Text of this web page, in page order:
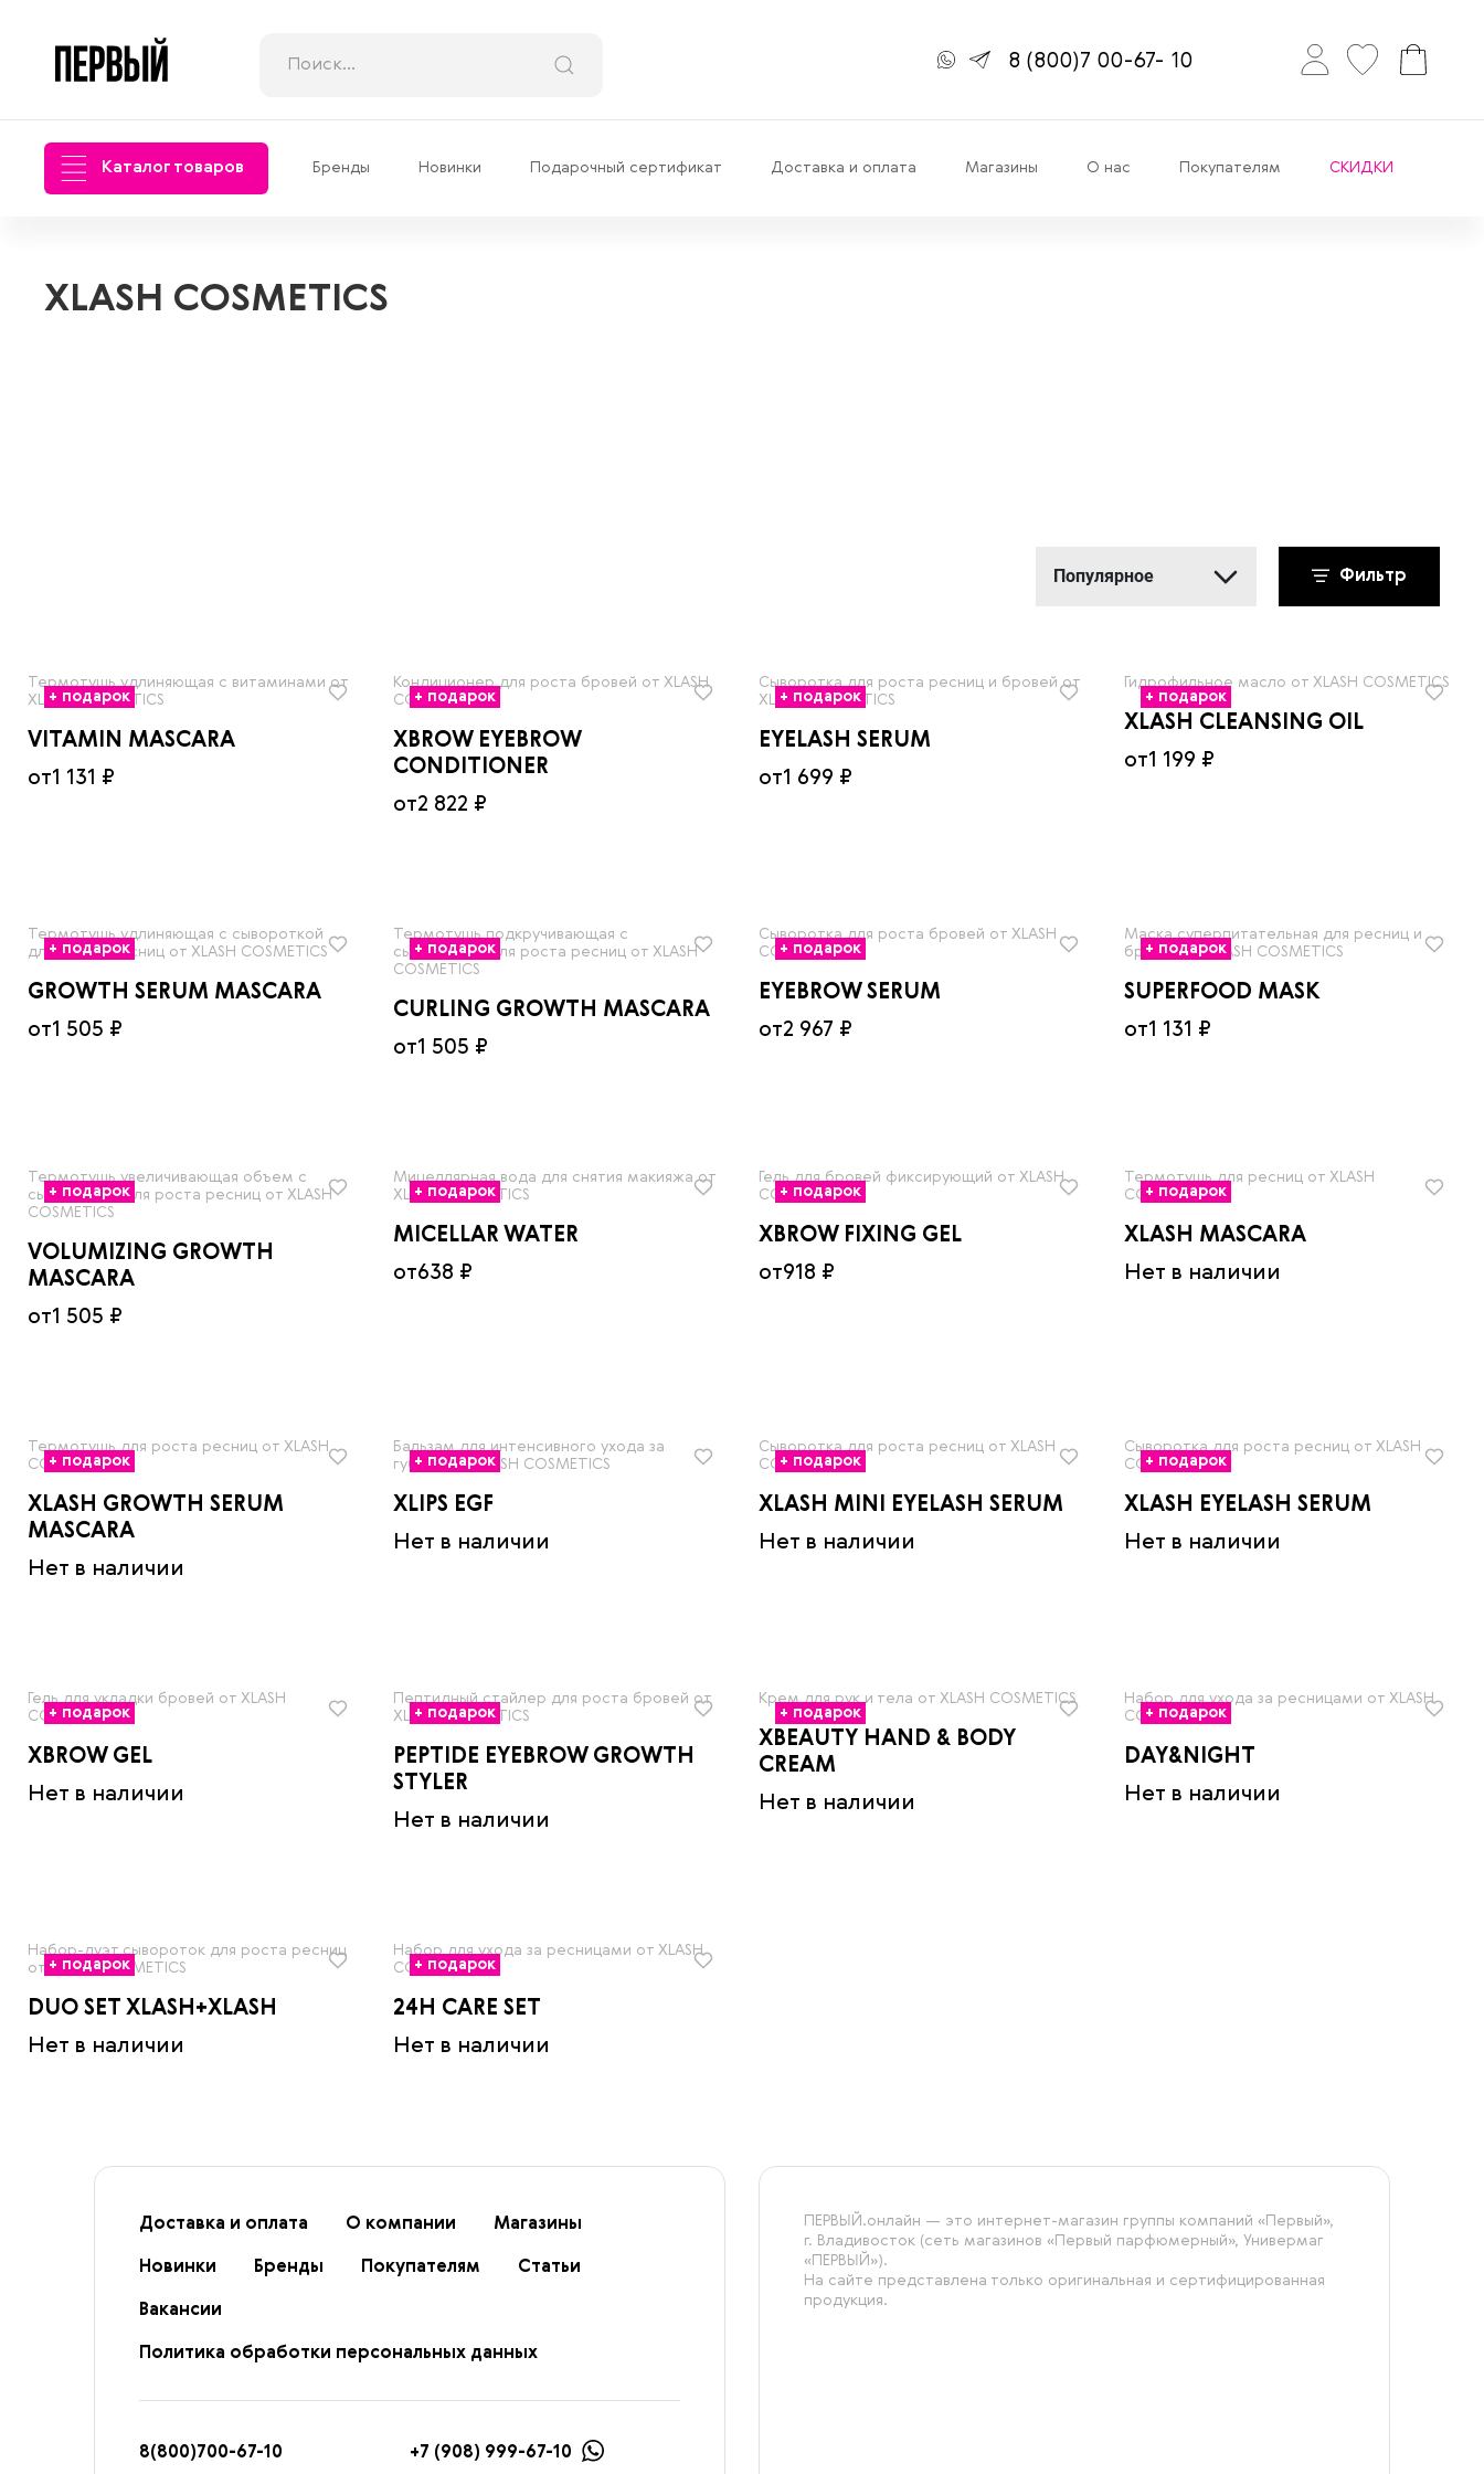
8(800)7 00-67- 10
Каталог товаров Бренды Новинки Подарочный сертификат Доставка и оплата Магазины О нас Покупателям СКИДКИ
XLASH COSMETICS
Популярное
Новинки
Сначала дешевле
Сначала дороже
Фильтр
+ подарок
Термотушь удлиняющая с витаминами от
XLASH COSMETICS
VITAMIN MASCARA
от1 131 ₽
+ подарок
Кондиционер для роста бровей от XLASH
COSMETICS
XBROW EYEBROW
CONDITIONER
от2 822 ₽
+ подарок
Сыворотка для роста ресниц и бровей от
XLASH COSMETICS
EYELASH SERUM
от1 699 ₽
+ подарок
Гидрофильное масло от XLASH COSMETICS
XLASH CLEANSING OIL
от1 199 ₽
+ подарок
Термотушь удлиняющая с сывороткой
для роста ресниц от XLASH COSMETICS
GROWTH SERUM MASCARA
от1 505 ₽
+ подарок
Термотушь подкручивающая с
сывороткой для роста ресниц от XLASH
COSMETICS
CURLING GROWTH MASCARA
от1 505 ₽
+ подарок
Сыворотка для роста бровей от XLASH
COSMETICS
EYEBROW SERUM
от2 967 ₽
+ подарок
Маска суперпитательная для ресниц и
бровей от XLASH COSMETICS
SUPERFOOD MASK
от1 131 ₽
+ подарок
Термотушь увеличивающая объем с
сывороткой для роста ресниц от XLASH
COSMETICS
VOLUMIZING GROWTH
MASCARA
от1 505 ₽
+ подарок
Мицеллярная вода для снятия макияжа от
XLASH COSMETICS
MICELLAR WATER
от638 ₽
+ подарок
Гель для бровей фиксирующий от XLASH
COSMETICS
XBROW FIXING GEL
от918 ₽
+ подарок
Термотушь для ресниц от XLASH
COSMETICS
XLASH MASCARA
Нет в наличии
+ подарок
Термотушь для роста ресниц от XLASH
COSMETICS
XLASH GROWTH SERUM
MASCARA
Нет в наличии
+ подарок
Бальзам для интенсивного ухода за
губами от XLASH COSMETICS
XLIPS EGF
Нет в наличии
+ подарок
Сыворотка для роста ресниц от XLASH
COSMETICS
XLASH MINI EYELASH SERUM
Нет в наличии
+ подарок
Сыворотка для роста ресниц от XLASH
COSMETICS
XLASH EYELASH SERUM
Нет в наличии
+ подарок
Гель для укладки бровей от XLASH
COSMETICS
XBROW GEL
Нет в наличии
+ подарок
Пептидный стайлер для роста бровей от
XLASH COSMETICS
PEPTIDE EYEBROW GROWTH
STYLER
Нет в наличии
+ подарок
Крем для рук и тела от XLASH COSMETICS
XBEAUTY HAND & BODY
CREAM
Нет в наличии
+ подарок
Набор для ухода за ресницами от XLASH
COSMETICS
DAY&NIGHT
Нет в наличии
+ подарок
Набор-дуэт сывороток для роста ресниц
от XLASH COSMETICS
DUO SET XLASH+XLASH
Нет в наличии
+ подарок
Набор для ухода за ресницами от XLASH
COSMETICS
24H CARE SET
Нет в наличии
Доставка и оплата О компании Магазины
Новинки Бренды Покупателям Статьи
Вакансии
Политика обработки персональных данных
8(800)700-67-10 +7 (908) 999-67-10
ПЕРВЫЙ.онлайн — это интернет-магазин группы компаний «‎Первый»,
г. Владивосток (сеть магазинов «Первый парфюмерный», Универмаг
«ПЕРВЫЙ»).
На сайте представлена только оригинальная и сертифицированная
продукция.